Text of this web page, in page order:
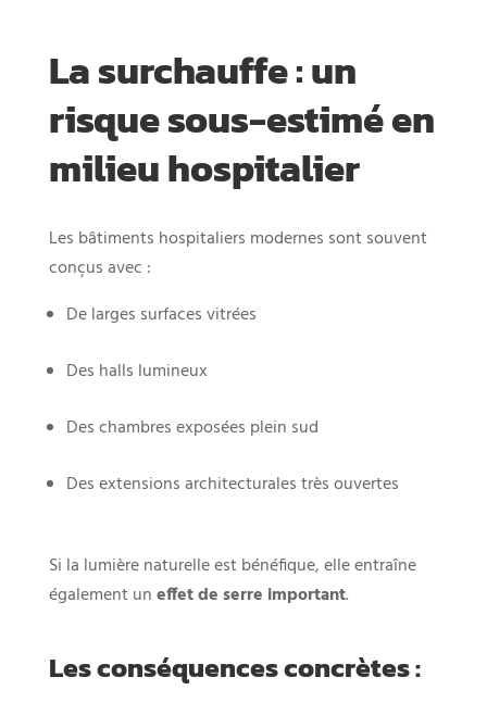
La surchauffe : un
risque sous-estimé en
milieu hospitalier
Les bâtiments hospitaliers modernes sont souvent
conçus avec :
De larges surfaces vitrées
Des halls lumineux
Des chambres exposées plein sud
Des extensions architecturales très ouvertes
Si la lumière naturelle est bénéfique, elle entraîne
également uneffet de serre important.
Les conséquences concrètes :